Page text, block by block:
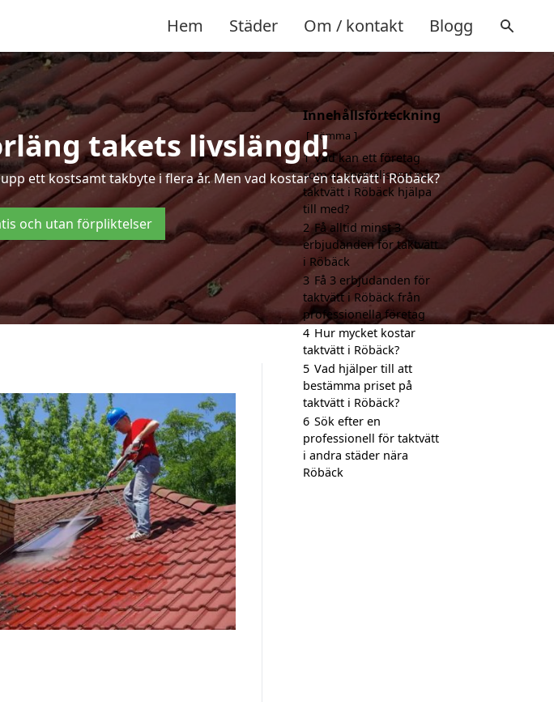
Hem Städer Om / kontakt Blogg
takets livslängd!
ett kostsamt takbyte i flera år. Men vad kostar en taktvätt i Röbäck?
och utan förpliktelser
Innehållsförteckning
gömma
1 Vad kan ett företag
som är specialiserat på
taktvätt i Röbäck hjälpa
till med?
2 Få alltid minst 3
erbjudanden för taktvätt
i Röbäck
3 Få 3 erbjudanden för
taktvätt i Röbäck från
professionella företag
4 Hur mycket kostar
taktvätt i Röbäck?
5 Vad hjälper till att
bestämma priset på
taktvätt i Röbäck?
6 Sök efter en
professionell för taktvätt
i andra städer nära
Röbäck